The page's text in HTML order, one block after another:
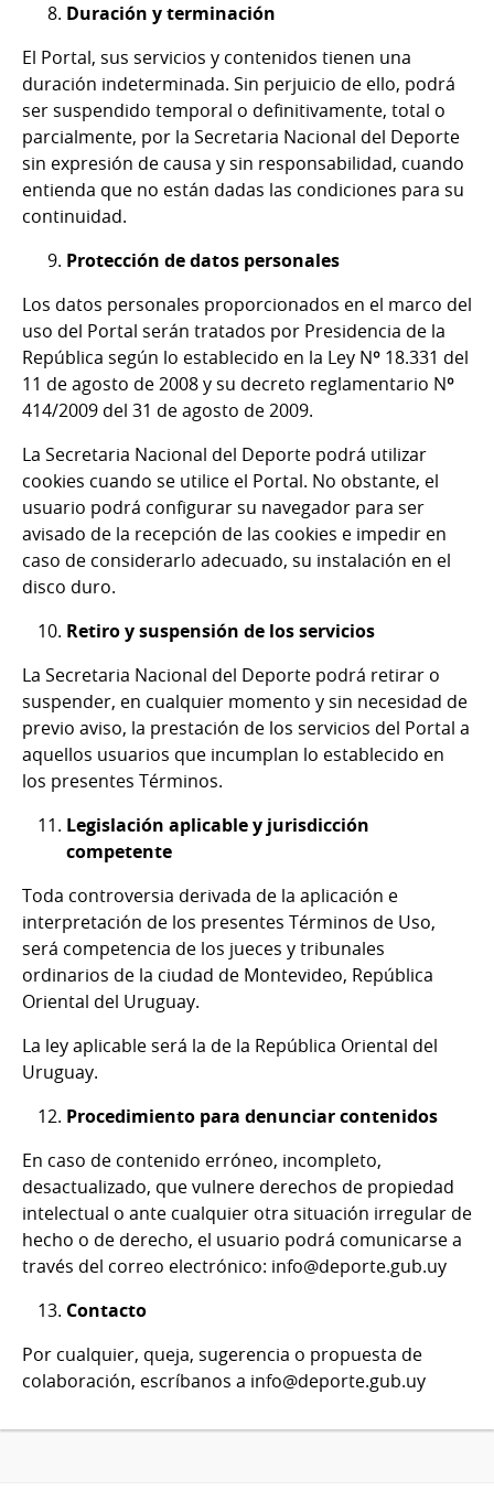
Duración y terminación
El Portal, sus servicios y contenidos tienen una
duración indeterminada. Sin perjuicio de ello, podrá
ser suspendido temporal o definitivamente, total o
parcialmente, por la Secretaria Nacional del Deporte
sin expresión de causa y sin responsabilidad, cuando
entienda que no están dadas las condiciones para su
continuidad.
Protección de datos personales
Los datos personales proporcionados en el marco del
uso del Portal serán tratados por Presidencia de la
República según lo establecido en la Ley Nº 18.331 del
11 de agosto de 2008 y su decreto reglamentario Nº
414/2009 del 31 de agosto de 2009.
La Secretaria Nacional del Deporte podrá utilizar
cookies cuando se utilice el Portal. No obstante, el
usuario podrá configurar su navegador para ser
avisado de la recepción de las cookies e impedir en
caso de considerarlo adecuado, su instalación en el
disco duro.
Retiro y suspensión de los servicios
La Secretaria Nacional del Deporte podrá retirar o
suspender, en cualquier momento y sin necesidad de
previo aviso, la prestación de los servicios del Portal a
aquellos usuarios que incumplan lo establecido en
los presentes Términos.
Legislación aplicable y jurisdicción
competente
Toda controversia derivada de la aplicación e
interpretación de los presentes Términos de Uso,
será competencia de los jueces y tribunales
ordinarios de la ciudad de Montevideo, República
Oriental del Uruguay.
La ley aplicable será la de la República Oriental del
Uruguay.
Procedimiento para denunciar contenidos
En caso de contenido erróneo, incompleto,
desactualizado, que vulnere derechos de propiedad
intelectual o ante cualquier otra situación irregular de
hecho o de derecho, el usuario podrá comunicarse a
través del correo electrónico: info@deporte.gub.uy
Contacto
Por cualquier, queja, sugerencia o propuesta de
colaboración, escríbanos a info@deporte.gub.uy